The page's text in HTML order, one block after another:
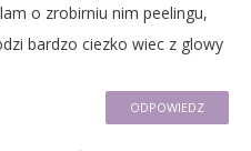
o zrobirniu nim peelingu,
bardzo ciezko wiec z glowy
ODPOWIEDZ